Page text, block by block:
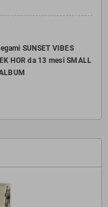
SUNSET VIBES
HOR da 13 mesi SMALL